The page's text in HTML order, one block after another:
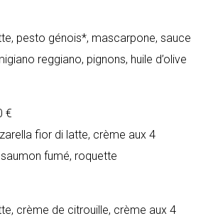
pesto génois*, mascarpone, sauce
reggiano, pignons, huile d’olive
€
fior di latte, crème aux 4
fumé, roquette
crème de citrouille, crème aux 4